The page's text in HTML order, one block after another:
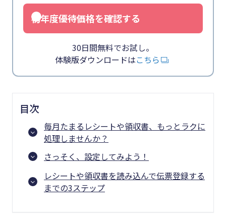
初年度優待価格を確認する
30日間無料でお試し。
体験版ダウンロードはこちら
目次
毎月たまるレシートや領収書、もっとラクに
処理しませんか？
さっそく、設定してみよう！
レシートや領収書を読み込んで伝票登録する
までの3ステップ